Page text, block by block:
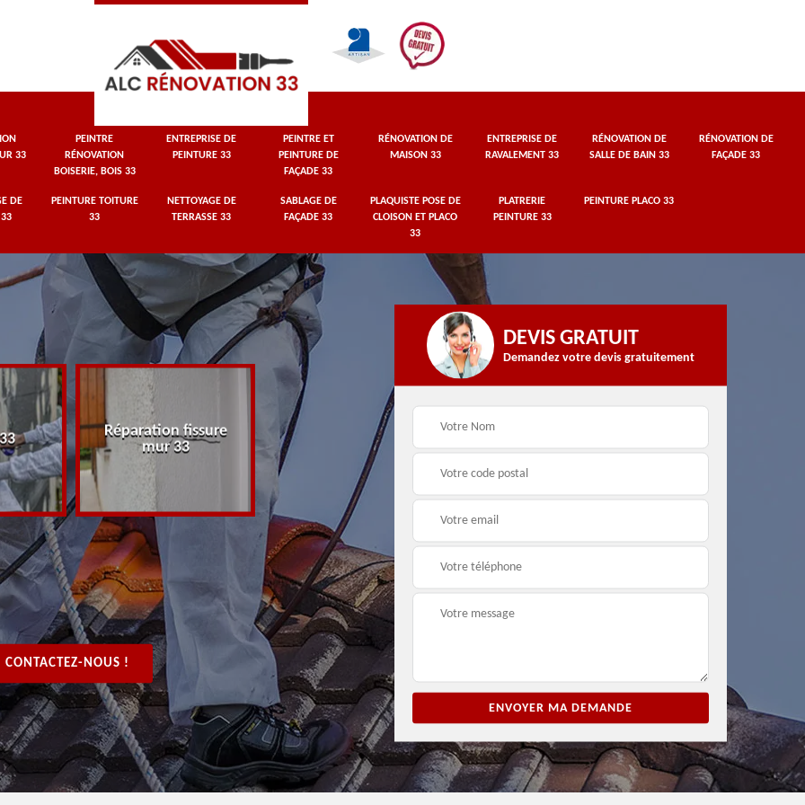
33
PEINTRE
RÉNOVATION
BOISERIE, BOIS 33
ENTREPRISE DE
PEINTURE 33
PEINTRE ET
PEINTURE DE
FAÇADE 33
RÉNOVATION DE
MAISON 33
ENTREPRISE DE
RAVALEMENT 33
RÉNOVATION DE
SALLE DE BAIN 33
RÉNOVATION DE
FAÇADE 33
DE
33
PEINTURE TOITURE
33
NETTOYAGE DE
TERRASSE 33
SABLAGE DE
FAÇADE 33
PLAQUISTE POSE DE
CLOISON ET PLACO
33
PLATRERIE
PEINTURE 33
PEINTURE PLACO 33
Réparation fissure
mur 33
Peintre rénovation
boiserie, bois 33
Entreprise de peinture
33
façade 33
CONTACTEZ-NOUS !
DEVIS GRATUIT
Demandez votre devis gratuitement